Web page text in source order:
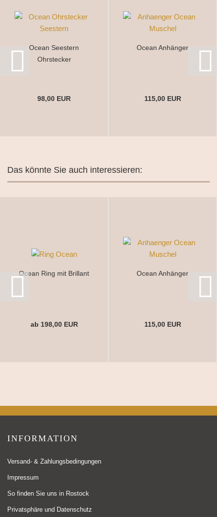
Ocean Seestern
Ohrstecker
98,00 EUR
Ocean Anhänger
115,00 EUR
Das könnte Sie auch interessieren:
Ocean Ring mit Brillant
ab 198,00 EUR
Ocean Anhänger
115,00 EUR
INFORMATION
Versand- & Zahlungsbedingungen
Impressum
So finden Sie uns in Rostock
Privatsphäre und Datenschutz